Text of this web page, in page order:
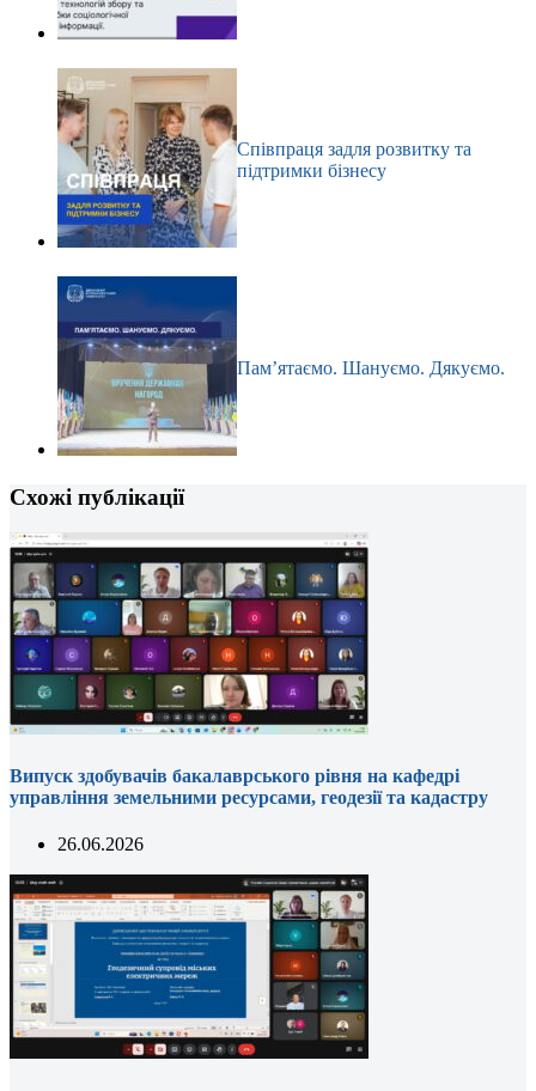
Співпраця задля розвитку та
підтримки бізнесу
Пам’ятаємо. Шануємо. Дякуємо.
Схожі публікації
Випуск здобувачів бакалаврського рівня на кафедрі
управління земельними ресурсами, геодезії та кадастру
26.06.2026